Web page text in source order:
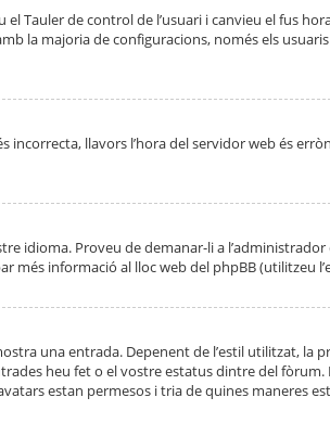
Tauler de control de l’usuari i canvieu el fus
la majoria de configuracions, només els
llavors l’hora del servidor web és
idioma. Proveu de demanar-li a
informació al lloc web del phpBB (utilitzeu
una entrada. Depenent de l’estil utilitzat, la
heu fet o el vostre estatus dintre del
estan permesos i tria de quines maneres